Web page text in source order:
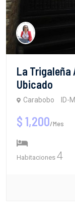
La Trigaleña
Ubicado
Carabobo ID-
$ 1,200/Mes
Habitaciones 4